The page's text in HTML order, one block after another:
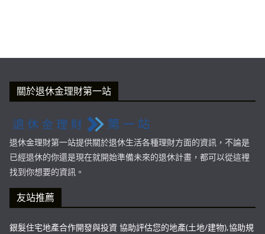
關於退休金理財第一站
退休金理財第一站提供關於退休生活各種理財方面的資訊，不論是
已經退休的你還是現在就開始準備未來的退休計畫，都可以從這裡
找到你想要的資訊。
友站推薦
銀髮住宅地產合作開發與投資 協助評估您的地產(土地/建物),協助規